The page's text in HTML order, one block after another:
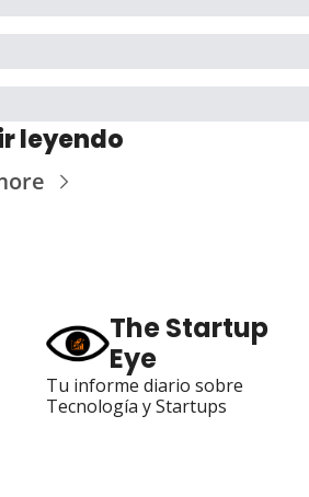
leyendo
The Startup
Eye
Tu informe diario sobre
Tecnología y Startups